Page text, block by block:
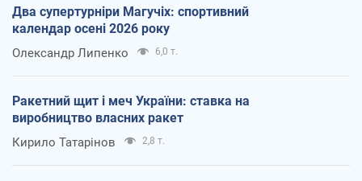
Два супертурніри Магучіх: спортивний
календар осені 2026 року
Олександр Липенко 6,0 т.
Ракетний щит і меч України: ставка на
виробництво власних ракет
Кирило Татарінов 2,8 т.